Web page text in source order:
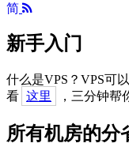
简
新手入门
什么是VPS？VPS可
看 这里 ，三分钟帮
所有机房的分